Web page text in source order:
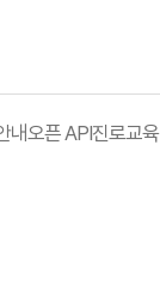
내오픈 API진로교